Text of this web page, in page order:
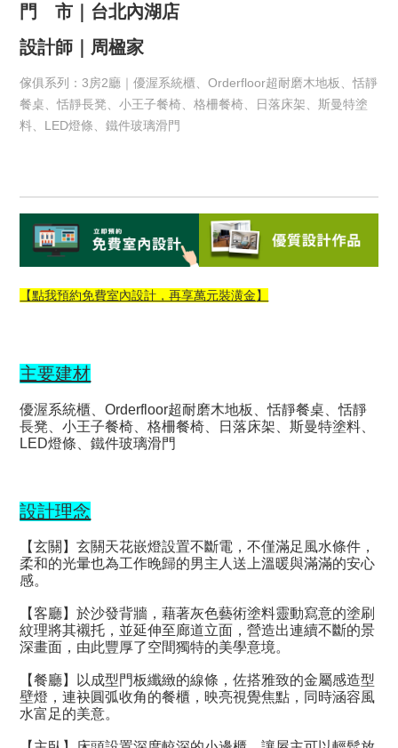
門 市｜台北內湖店
設計師｜周楹家
傢俱系列：3房2廳｜優渥系統櫃、Orderfloor超耐磨木地板、恬靜
餐桌、恬靜長凳、小王子餐椅、格柵餐椅、日落床架、斯曼特塗
料、LED燈條、鐵件玻璃滑門
【點我預約免費室內設計，再享萬元裝潢金】
主要建材
優渥系統櫃、Orderfloor超耐磨木地板、恬靜餐桌、恬靜
長凳、小王子餐椅、格柵餐椅、日落床架、斯曼特塗料、
LED燈條、鐵件玻璃滑門
設計理念
【玄關】玄關天花嵌燈設置不斷電，不僅滿足風水條件，
柔和的光暈也為工作晚歸的男主人送上溫暖與滿滿的安心
感。
【客廳】於沙發背牆，藉著灰色藝術塗料靈動寫意的塗刷
紋理將其襯托，並延伸至廊道立面，營造出連續不斷的景
深畫面，由此豐厚了空間獨特的美學意境。
【餐廳】以成型門板纖緻的線條，佐搭雅致的金屬感造型
壁燈，連袂圓弧收角的餐櫃，映亮視覺焦點，同時涵容風
水富足的美意。